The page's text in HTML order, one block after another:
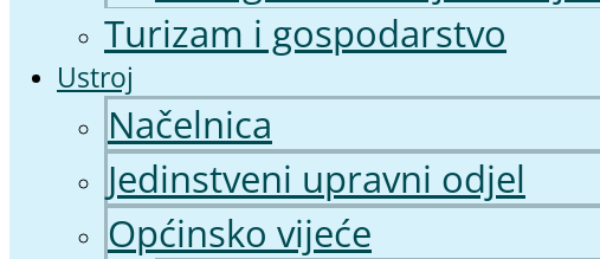
Turizam i gospodarstvo
Ustroj
Načelnica
Jedinstveni upravni odjel
Općinsko vijeće